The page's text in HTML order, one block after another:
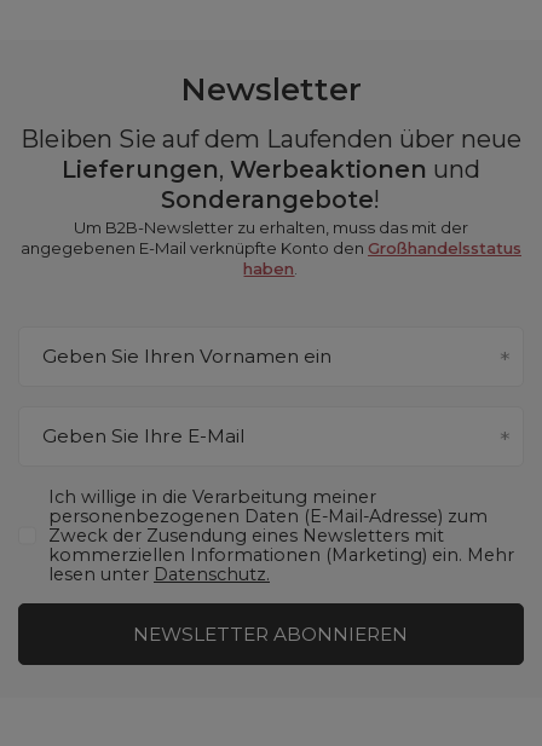
Newsletter
Bleiben Sie auf dem Laufenden über neue
Lieferungen, Werbeaktionen und
Sonderangebote!
Um B2B-Newsletter zu erhalten, muss das mit der
angegebenen E-Mail verknüpfte Konto den Großhandelsstatus
haben.
Geben Sie Ihren Vornamen ein
Geben Sie Ihre E-Mail
Ich willige in die Verarbeitung meiner
personenbezogenen Daten (E-Mail-Adresse) zum
Zweck der Zusendung eines Newsletters mit
kommerziellen Informationen (Marketing) ein. Mehr
lesen unter Datenschutz.
NEWSLETTER ABONNIEREN